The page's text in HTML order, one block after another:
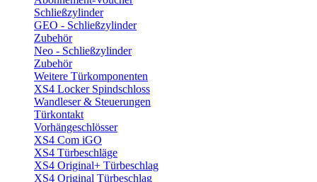
Schließzylinder
GEO - Schließzylinder
Zubehör
Neo - Schließzylinder
Zubehör
Weitere Türkomponenten
XS4 Locker Spindschloss
Wandleser & Steuerungen
Türkontakt
Vorhängeschlösser
XS4 Com iGO
XS4 Türbeschläge
XS4 Original+ Türbeschlag
XS4 Original Türbeschlag